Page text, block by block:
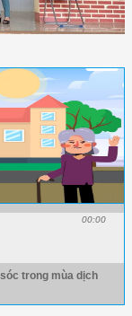
00:00
trong mùa dịch